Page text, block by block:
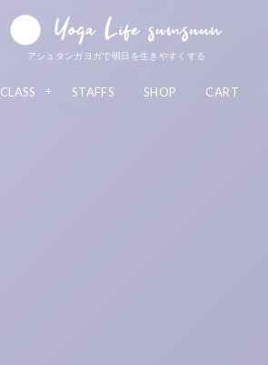
アシュタンガヨガで明日を生きやすくする
CLASS STAFFS SHOP CART